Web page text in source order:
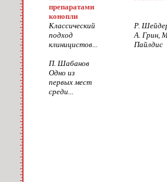
препаратами
конопли
Классический
подход
клиницистов...
П. Шабанов
Одно из
первых мест
среди...
Р.
А. Грин,
Пайлдис